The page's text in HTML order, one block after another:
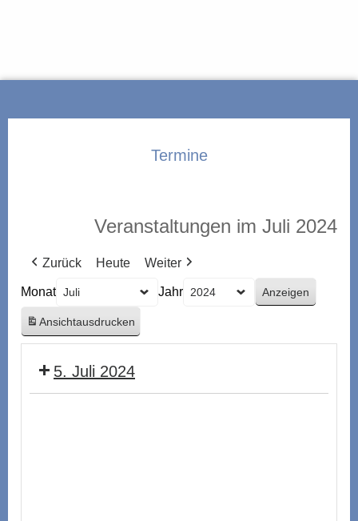
Termine
Veranstaltungen im Juli 2024
Zurück Heute Weiter
Monat Jahr
Ansichtausdrucken
5. Juli 2024